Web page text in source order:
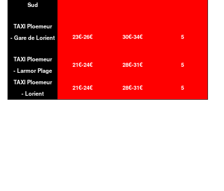
Sud
TAXI Ploemeur
- Gare de Lorient
23€-26€ 30€-34€ 5
TAXI Ploemeur
- Larmor Plage
21€-24€ 28€-31€ 5
TAXI Ploemeur
- Lorient
21€-24€ 28€-31€ 5